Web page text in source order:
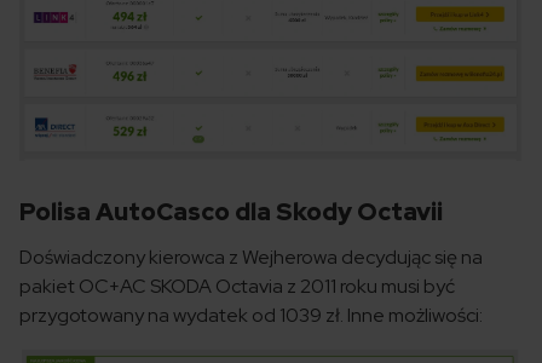
Polisa AutoCasco dla Skody Octavii
Doświadczony kierowca z Wejherowa decydując się na
pakiet OC+AC SKODA Octavia z 2011 roku musi być
przygotowany na wydatek od 1039 zł. Inne możliwości: